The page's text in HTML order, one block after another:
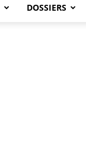
DOSSIERS